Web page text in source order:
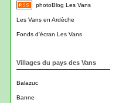
photoBlog Les Vans
Les Vans en Ardèche
Fonds d'écran Les Vans
Villages du pays des Vans
Balazuc
Banne